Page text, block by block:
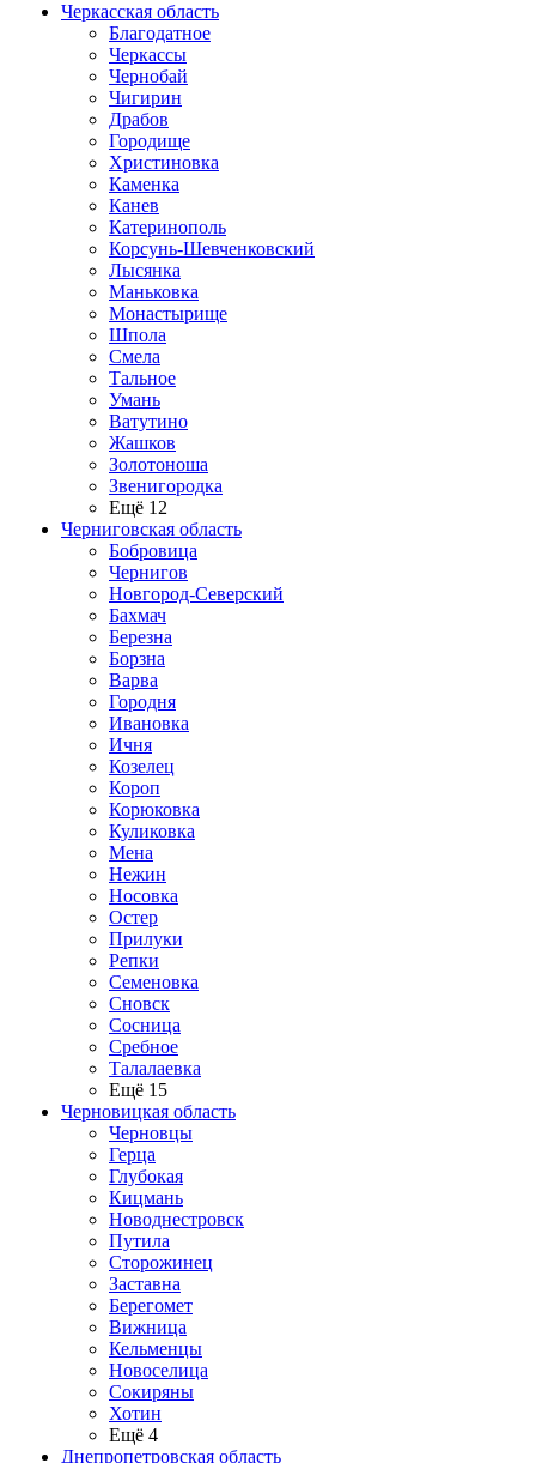
Черкасская область
Благодатное
Черкассы
Чернобай
Чигирин
Драбов
Городище
Христиновка
Каменка
Канев
Катеринополь
Корсунь-Шевченковский
Лысянка
Маньковка
Монастырище
Шпола
Смела
Тальное
Умань
Ватутино
Жашков
Золотоноша
Звенигородка
Ещё 12
Черниговская область
Бобровица
Чернигов
Новгород-Северский
Бахмач
Березна
Борзна
Варва
Городня
Ивановка
Ичня
Козелец
Короп
Корюковка
Куликовка
Мена
Нежин
Носовка
Остер
Прилуки
Репки
Семеновка
Сновск
Сосница
Сребное
Талалаевка
Ещё 15
Черновицкая область
Черновцы
Герца
Глубокая
Кицмань
Новоднестровск
Путила
Сторожинец
Заставна
Берегомет
Вижница
Кельменцы
Новоселица
Сокиряны
Хотин
Ещё 4
Днепропетровская область